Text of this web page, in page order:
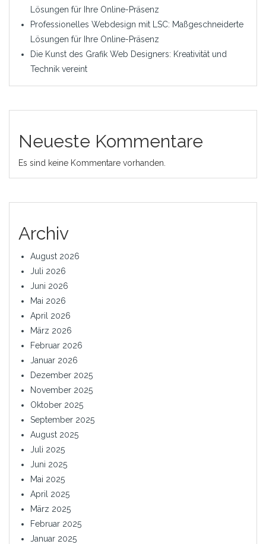
Lösungen für Ihre Online-Präsenz
Professionelles Webdesign mit LSC: Maßgeschneiderte
Lösungen für Ihre Online-Präsenz
Die Kunst des Grafik Web Designers: Kreativität und
Technik vereint
Neueste Kommentare
Es sind keine Kommentare vorhanden.
Archiv
August 2026
Juli 2026
Juni 2026
Mai 2026
April 2026
März 2026
Februar 2026
Januar 2026
Dezember 2025
November 2025
Oktober 2025
September 2025
August 2025
Juli 2025
Juni 2025
Mai 2025
April 2025
März 2025
Februar 2025
Januar 2025